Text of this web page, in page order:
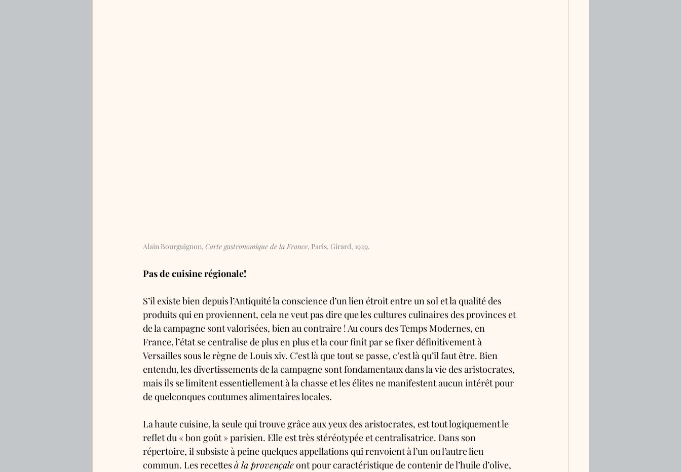
Alain Bourguignon, Carte gastronomique de la France, Paris, Girard, 1929.
Pas de cuisine régionale!
S’il existe bien depuis l’Antiquité la conscience d’un lien étroit entre un sol et la qualité des
produits qui en proviennent, cela ne veut pas dire que les cultures culinaires des provinces et
de la campagne sont valorisées, bien au contraire ! Au cours des Temps Modernes, en
France, l’état se centralise de plus en plus et la cour finit par se fixer définitivement à
Versailles sous le règne de Louis xiv. C’est là que tout se passe, c’est là qu’il faut être. Bien
entendu, les divertissements de la campagne sont fondamentaux dans la vie des aristocrates,
mais ils se limitent essentiellement à la chasse et les élites ne manifestent aucun intérêt pour
de quelconques coutumes alimentaires locales.
La haute cuisine, la seule qui trouve grâce aux yeux des aristocrates, est tout logiquement le
reflet du « bon goût » parisien. Elle est très stéréotypée et centralisatrice. Dans son
répertoire, il subsiste à peine quelques appellations qui renvoient à l’un ou l’autre lieu
commun. Les recettes à la provençale ont pour caractéristique de contenir de l’huile d’olive,